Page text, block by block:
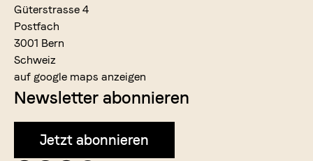
Güterstrasse 4
Postfach
3001 Bern
Schweiz
auf google maps anzeigen
Newsletter abonnieren
Jetzt abonnieren